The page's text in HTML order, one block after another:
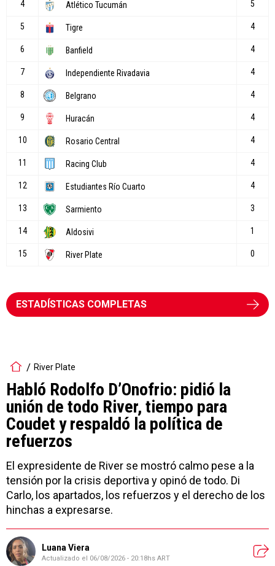
ESTADÍSTICAS COMPLETAS
River Plate
Habló Rodolfo D’Onofrio: pidió la
unión de todo River, tiempo para
Coudet y respaldó la política de
refuerzos
El expresidente de River se mostró calmo pese a la
tensión por la crisis deportiva y opinó de todo. Di
Carlo, los apartados, los refuerzos y el derecho de los
hinchas a expresarse.
Luana Viera
Actualizado el 06/08/2026 - 20:18hs ART